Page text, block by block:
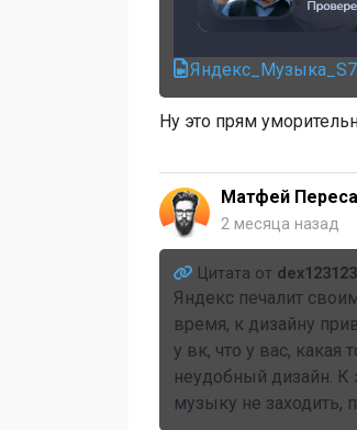
Ну это прям
Матфей
2 месяца назад
Цитата от dex123123
Яндекс печалит
время, к дизайну
у вк, что у вас,
неудобный дизайн.
музыку не заходить,